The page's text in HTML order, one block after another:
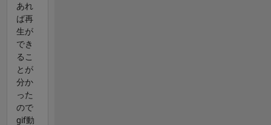
あれ
ば再
生が
でき
るこ
とが
分か
った
ので
gif動